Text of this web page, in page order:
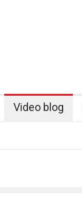
Video blog